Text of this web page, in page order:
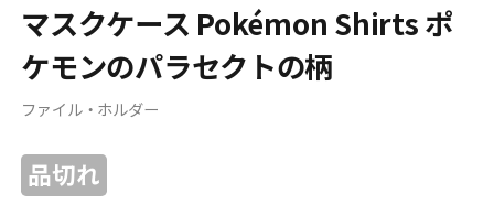
マスクケース Pokémon Shirts ポ
ケモンのパラセクトの柄
ファイル・ホルダー
品切れ